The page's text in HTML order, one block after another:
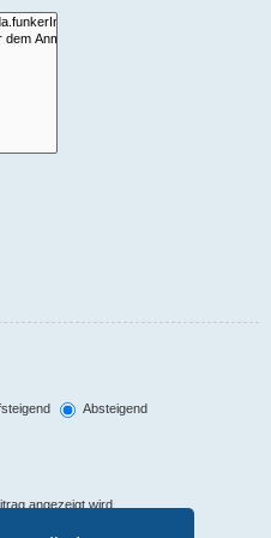
Absteigend
angezeigt wird.